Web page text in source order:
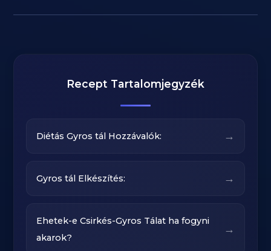
Recept Tartalomjegyzék
Diétás Gyros tál Hozzávalók: →
Gyros tál Elkészítés: →
Ehetek-e Csirkés-Gyros Tálat ha fogyni
akarok?
→